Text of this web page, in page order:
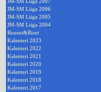
JM-SM Liiga 2006
JM-SM Liiga 2005
JM-SM Liiga 2004
Ruusut&Risut
Kalenteri 2023
Kalenteri 2022
Kalenteri 2021
Kalenteri 2020
Kalenteri 2019
Kalenteri 2018
Kalenteri 2017